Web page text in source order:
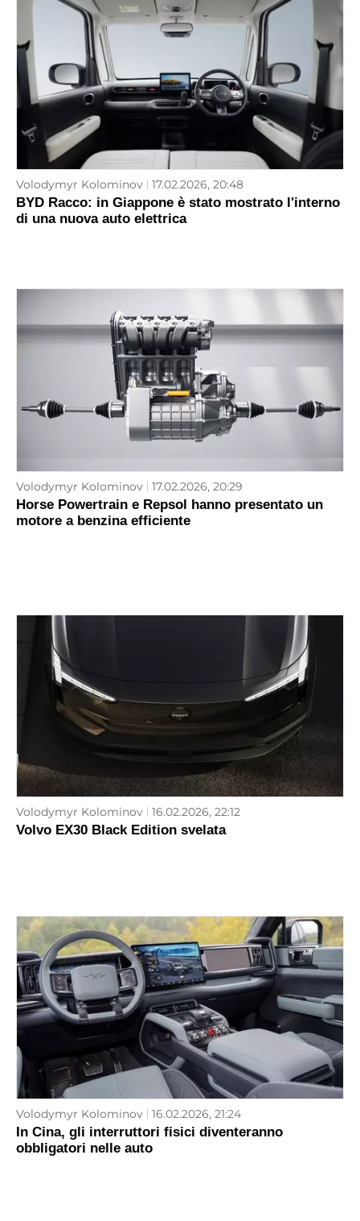
Volodymyr Kolominov 17.02.2026, 20:48
BYD Racco: in Giappone è stato mostrato l'interno
di una nuova auto elettrica
Volodymyr Kolominov 17.02.2026, 20:29
Horse Powertrain e Repsol hanno presentato un
motore a benzina efficiente
Volodymyr Kolominov 16.02.2026, 22:12
Volvo EX30 Black Edition svelata
Volodymyr Kolominov 16.02.2026, 21:24
In Cina, gli interruttori fisici diventeranno
obbligatori nelle auto